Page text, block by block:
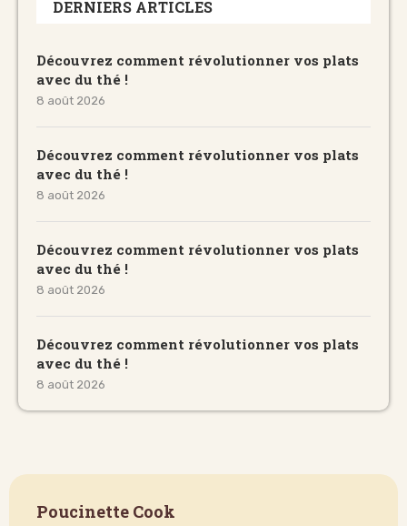
DERNIERS ARTICLES
Découvrez comment révolutionner vos plats
avec du thé !
8 août 2026
Découvrez comment révolutionner vos plats
avec du thé !
8 août 2026
Découvrez comment révolutionner vos plats
avec du thé !
8 août 2026
Découvrez comment révolutionner vos plats
avec du thé !
8 août 2026
Poucinette Cook